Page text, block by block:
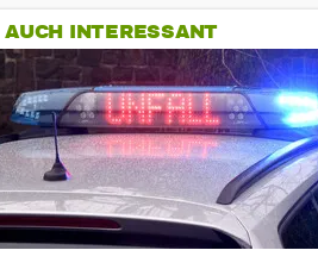
AUCH INTERESSANT